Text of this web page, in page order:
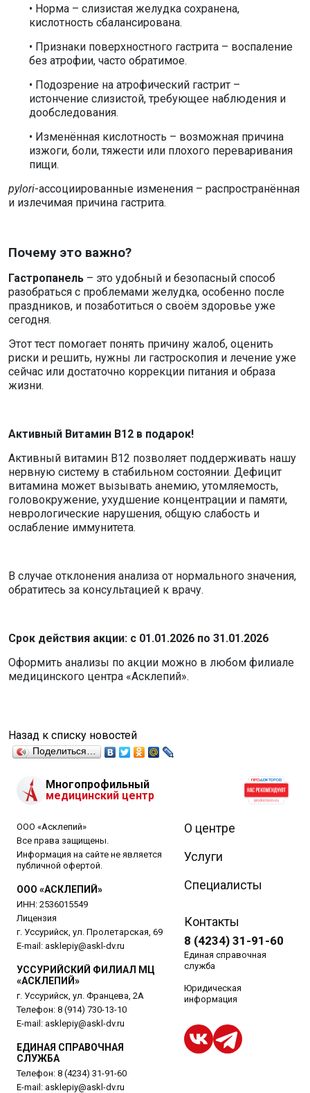
• Норма – слизистая желудка сохранена,
кислотность сбалансирована.
• Признаки поверхностного гастрита – воспаление
без атрофии, часто обратимое.
• Подозрение на атрофический гастрит –
истончение слизистой, требующее наблюдения и
дообследования.
• Изменённая кислотность – возможная причина
изжоги, боли, тяжести или плохого переваривания
пищи.
pylori-ассоциированные изменения – распространённая
и излечимая причина гастрита.
Почему это важно?
Гастропанель – это удобный и безопасный способ
разобраться с проблемами желудка, особенно после
праздников, и позаботиться о своём здоровье уже
сегодня.
Этот тест помогает понять причину жалоб, оценить
риски и решить, нужны ли гастроскопия и лечение уже
сейчас или достаточно коррекции питания и образа
жизни.
Активный Витамин B12 в подарок!
Активный витамин В12 позволяет поддерживать нашу
нервную систему в стабильном состоянии. Дефицит
витамина может вызывать анемию, утомляемость,
головокружение, ухудшение концентрации и памяти,
неврологические нарушения, общую слабость и
ослабление иммунитета.
В случае отклонения анализа от нормального значения,
обратитесь за консультацией к врачу.
Срок действия акции: с 01.01.2026 по 31.01.2026
Оформить анализы по акции можно в любом филиале
медицинского центра «Асклепий».
Назад к списку новостей
Поделиться…
Многопрофильный
медицинский центр
ООО «Асклепий»
Все права защищены.
Информация на сайте не является
публичной офертой.
ООО «АСКЛЕПИЙ»
ИНН: 2536015549
Лицензия
г. Уссурийск, ул. Пролетарская, 69
E-mail: asklepiy@askl-dv.ru
УССУРИЙСКИЙ ФИЛИАЛ МЦ
«АСКЛЕПИЙ»
г. Уссурийск, ул. Францева, 2А
Телефон: 8 (914) 730-13-10
E-mail: asklepiy@askl-dv.ru
ЕДИНАЯ СПРАВОЧНАЯ
СЛУЖБА
Телефон: 8 (4234) 31-91-60
E-mail: asklepiy@askl-dv.ru
О центре
Услуги
Специалисты
Контакты
8 (4234) 31-91-60
Единая справочная
служба
Юридическая
информация